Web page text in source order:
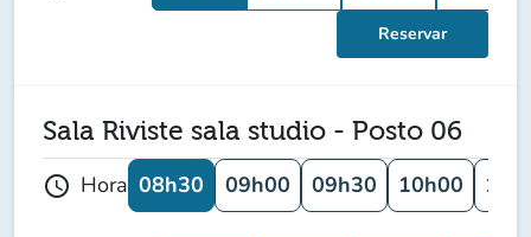
Reservar
Sala Riviste sala studio - Posto 06
schedule Hora 08h30 09h00 09h30 10h00